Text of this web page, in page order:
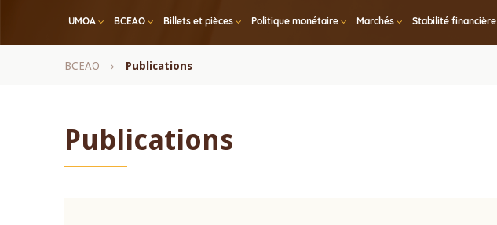
UMOA BCEAO Billets et pièces Politique monétaire Marchés Stabilité financière
Fil
BCEAO Publications
Publications